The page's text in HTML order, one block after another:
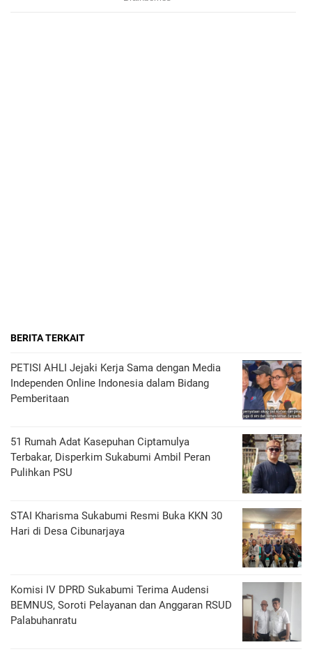
BERITA TERKAIT
PETISI AHLI Jejaki Kerja Sama dengan Media
Independen Online Indonesia dalam Bidang
Pemberitaan
51 Rumah Adat Kasepuhan Ciptamulya
Terbakar, Disperkim Sukabumi Ambil Peran
Pulihkan PSU
STAI Kharisma Sukabumi Resmi Buka KKN 30
Hari di Desa Cibunarjaya
Komisi IV DPRD Sukabumi Terima Audensi
BEMNUS, Soroti Pelayanan dan Anggaran RSUD
Palabuhanratu